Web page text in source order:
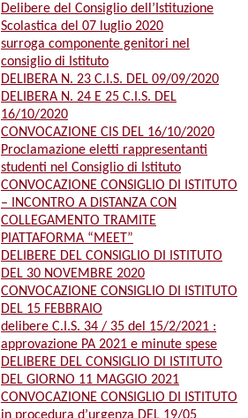
Delibere del Consiglio dell’Istituzione
Scolastica del 07 luglio 2020
surroga componente genitori nel
consiglio di Istituto
DELIBERA N. 23 C.I.S. DEL 09/09/2020
DELIBERA N. 24 E 25 C.I.S. DEL
16/10/2020
CONVOCAZIONE CIS DEL 16/10/2020
Proclamazione eletti rappresentanti
studenti nel Consiglio di Istituto
CONVOCAZIONE CONSIGLIO DI ISTITUTO
– INCONTRO A DISTANZA CON
COLLEGAMENTO TRAMITE
PIATTAFORMA “MEET”
DELIBERE DEL CONSIGLIO DI ISTITUTO
DEL 30 NOVEMBRE 2020
CONVOCAZIONE CONSIGLIO DI ISTITUTO
DEL 15 FEBBRAIO
delibere C.I.S. 34 / 35 del 15/2/2021 :
approvazione PA 2021 e minute spese
DELIBERE DEL CONSIGLIO DI ISTITUTO
DEL GIORNO 11 MAGGIO 2021
CONVOCAZIONE CONSIGLIO DI ISTITUTO